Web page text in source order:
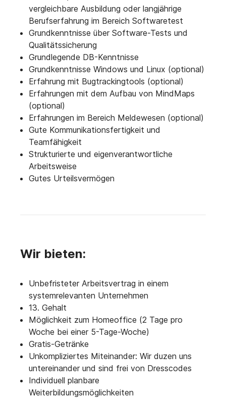
vergleichbare Ausbildung oder langjährige
Berufserfahrung im Bereich Softwaretest
Grundkenntnisse über Software-Tests und
Qualitätssicherung
Grundlegende DB-Kenntnisse
Grundkenntnisse Windows und Linux (optional)
Erfahrung mit Bugtrackingtools (optional)
Erfahrungen mit dem Aufbau von MindMaps
(optional)
Erfahrungen im Bereich Meldewesen (optional)
Gute Kommunikationsfertigkeit und
Teamfähigkeit
Strukturierte und eigenverantwortliche
Arbeitsweise
Gutes Urteilsvermögen
Wir bieten:
Unbefristeter Arbeitsvertrag in einem
systemrelevanten Unternehmen
13. Gehalt
Möglichkeit zum Homeoffice (2 Tage pro
Woche bei einer 5-Tage-Woche)
Gratis-Getränke
Unkompliziertes Miteinander: Wir duzen uns
untereinander und sind frei von Dresscodes
Individuell planbare
Weiterbildungsmöglichkeiten